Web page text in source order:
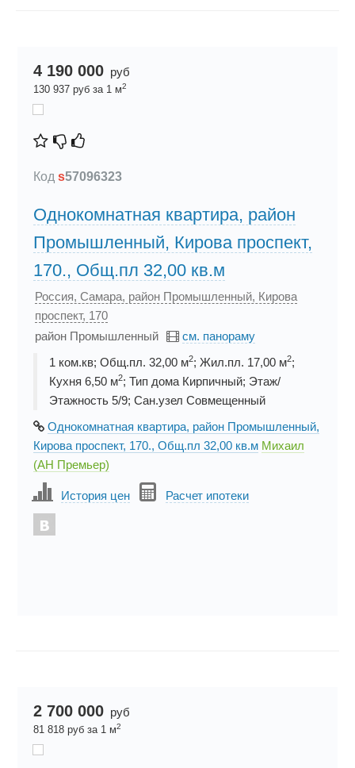
4 190 000 руб
130 937 руб за 1 м2
Код s57096323
Однокомнатная квартира, район
Промышленный, Кирова проспект,
170., Общ.пл 32,00 кв.м
Россия, Самара, район Промышленный, Кирова
проспект, 170
район Промышленный
см. панораму
1 ком.кв; Общ.пл. 32,00 м2; Жил.пл. 17,00 м2;
Кухня 6,50 м2; Тип дома Кирпичный; Этаж/
Этажность 5/9; Сан.узел Совмещенный
Однокомнатная квартира, район Промышленный,
Кирова проспект, 170., Общ.пл 32,00 кв.м Михаил
(АН Премьер)
История цен Расчет ипотеки
2 700 000 руб
81 818 руб за 1 м2